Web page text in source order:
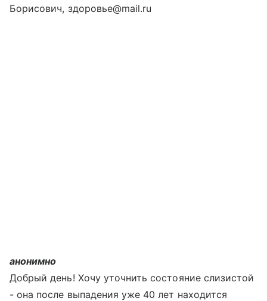
Борисович, здоровье@mail.ru
анонимно
Добрый день! Хочу уточнить состояние слизистой
- она после выпадения уже 40 лет находится